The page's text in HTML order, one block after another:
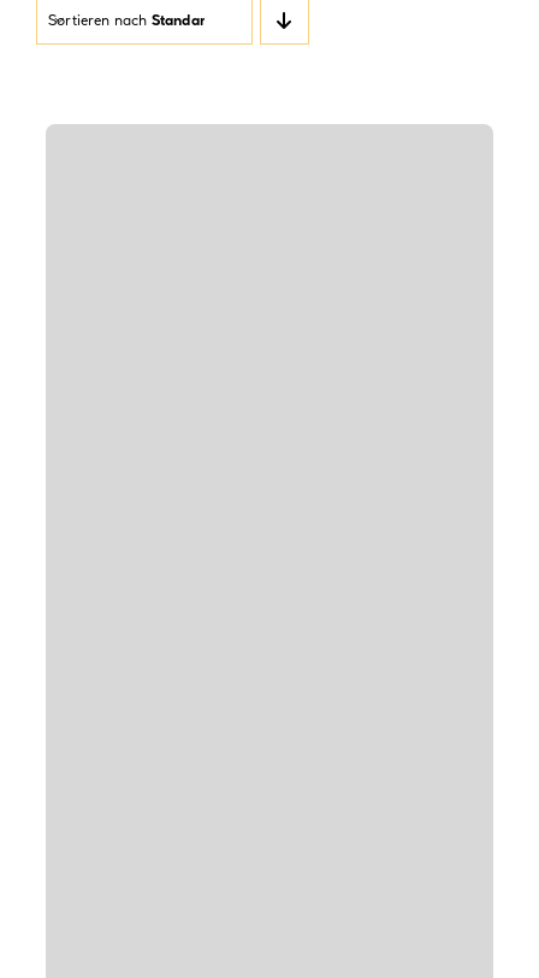
Sortieren nach Standardsortierung